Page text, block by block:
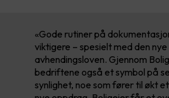
«Gode rutiner på
viktigere – spesielt med den nye
avhendingsloven. Gjennom
bedriftene også et symbol på
synlighet, noe som fører til økt